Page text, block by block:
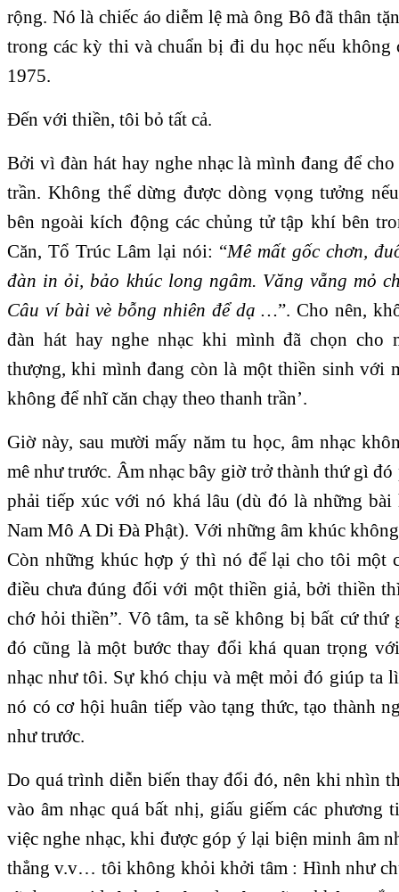
rộng. Nó là chiếc áo diễm lệ mà ông Bô đã thân
trong các kỳ thi và chuẩn bị đi du học nếu không
1975.
Đến với thiền, tôi bỏ tất cả.
Bởi vì đàn hát hay nghe nhạc là mình đang để
trần. Không thể dừng được dòng vọng tưởng
bên ngoài kích động các chủng tử tập khí bên
Căn, Tổ Trúc Lâm lại nói: “Mê mất gốc chơn,
đàn in ỏi, bảo khúc long ngâm. Văng vẵng mỏ
Câu ví bài vè bỗng nhiên để dạ …”. Cho nên,
đàn hát hay nghe nhạc khi mình đã chọn cho
thượng, khi mình đang còn là một thiền sinh với
không để nhĩ căn chạy theo thanh trần’.
Giờ này, sau mười mấy năm tu học, âm nhạc
mê như trước. Âm nhạc bây giờ trở thành thứ gì
phải tiếp xúc với nó khá lâu (dù đó là những bài
Nam Mô A Di Đà Phật). Với những âm khúc
Còn những khúc hợp ý thì nó để lại cho tôi một
điều chưa đúng đối với một thiền giả, bởi thiền
chớ hỏi thiền”. Vô tâm, ta sẽ không bị bất cứ thứ
đó cũng là một bước thay đổi khá quan trọng
nhạc như tôi. Sự khó chịu và mệt mỏi đó giúp ta
nó có cơ hội huân tiếp vào tạng thức, tạo thành
như trước.
Do quá trình diễn biến thay đổi đó, nên khi nhìn
vào âm nhạc quá bất nhị, giấu giếm các phương
việc nghe nhạc, khi được góp ý lại biện minh âm
thẳng v.v… tôi không khỏi khởi tâm : Hình như